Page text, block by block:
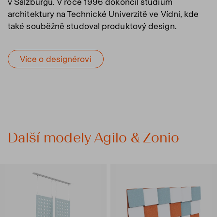
architektury na Technické Univerzitě ve Vídni, kde
také souběžně studoval produktový design.
Více o designérovi
Další modely Agilo & Zonio